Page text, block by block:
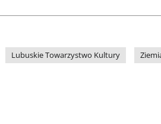
Lubuskie Towarzystwo Kultury